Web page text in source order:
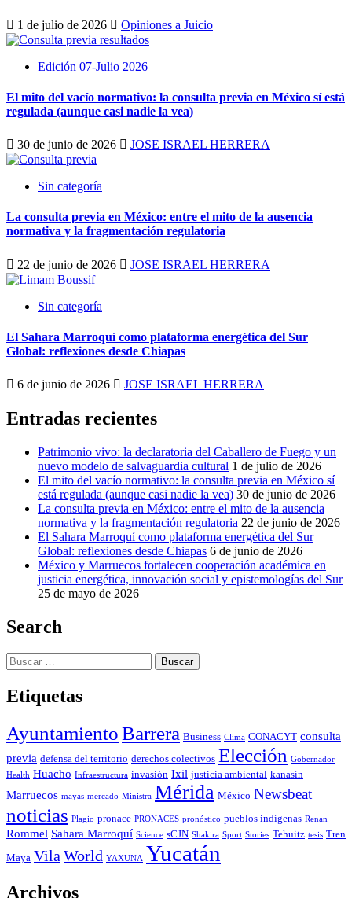
1 de julio de 2026 Opiniones a Juicio
Edición 07-Julio 2026
El mito del vacío normativo: la consulta previa en México sí está
regulada (aunque casi nadie la vea)
30 de junio de 2026 JOSE ISRAEL HERRERA
Sin categoría
La consulta previa en México: entre el mito de la ausencia
normativa y la fragmentación regulatoria
22 de junio de 2026 JOSE ISRAEL HERRERA
Sin categoría
El Sahara Marroquí como plataforma energética del Sur
Global: reflexiones desde Chiapas
6 de junio de 2026 JOSE ISRAEL HERRERA
Entradas recientes
Patrimonio vivo: la declaratoria del Caballero de Fuego y un
nuevo modelo de salvaguardia cultural 1 de julio de 2026
El mito del vacío normativo: la consulta previa en México sí
está regulada (aunque casi nadie la vea) 30 de junio de 2026
La consulta previa en México: entre el mito de la ausencia
normativa y la fragmentación regulatoria 22 de junio de 2026
El Sahara Marroquí como plataforma energética del Sur
Global: reflexiones desde Chiapas 6 de junio de 2026
México y Marruecos fortalecen cooperación académica en
justicia energética, innovación social y epistemologías del Sur
25 de mayo de 2026
Search
Buscar:
Etiquetas
AyuntamientoBarrera Business Clima CONACYT consulta
previa defensa del territorio derechos colectivos Elección Gobernador
Health Huacho Infraestructura invasión Ixil justicia ambiental kanasín
Marruecos mayas mercado Ministra Mérida México Newsbeat
noticias Plagio pronace PRONACES pronóstico pueblos indígenas Renan
Rommel Sahara Marroquí Science sCJN Shakira Sport Stories Tehuitz tesis Tren
Maya Vila World YAXUNA Yucatán
Archivos